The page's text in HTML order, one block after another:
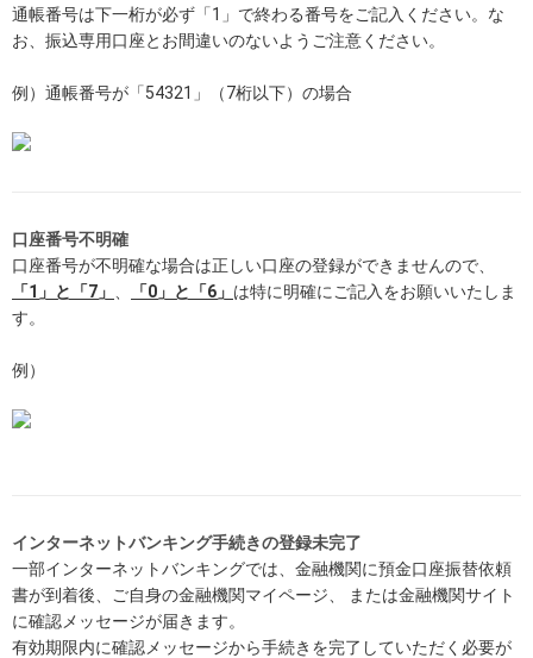
通帳番号は下一桁が必ず「1」で終わる番号をご記入ください。な
お、振込専用口座とお間違いのないようご注意ください。
例）通帳番号が「54321」（7桁以下）の場合
口座番号不明確
口座番号が不明確な場合は正しい口座の登録ができませんので、
「1」と「7」
「0」と「6」 は特に明確にご記入をお願いいたしま
す。
例）
インターネットバンキング手続きの登録未完了
一部インターネットバンキングでは、金融機関に預金口座振替依頼
書が到着後、ご自身の金融機関マイページ、 または金融機関サイト
に確認メッセージが届きます。
有効期限内に確認メッセージから手続きを完了していただく必要が